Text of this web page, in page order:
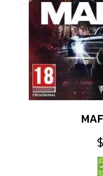
$
Accesorios